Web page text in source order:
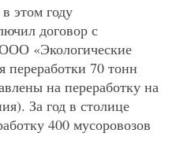
этом году
договор с
«Экологические
переработки 70 тонн
на переработку на
За год в столице
400 мусоровозов